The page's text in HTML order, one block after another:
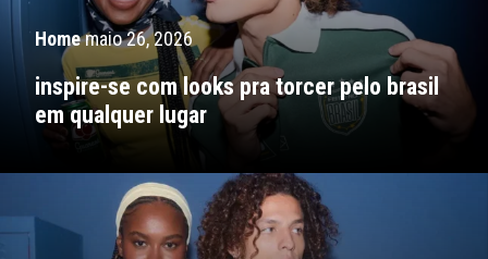
Homemaio 26, 2026
inspire-se com looks pra torcer pelo brasil
em qualquer lugar